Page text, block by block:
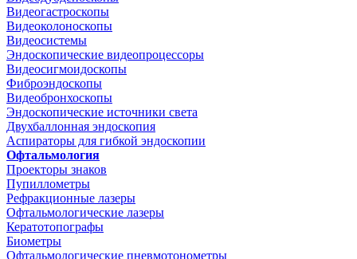
Видеогастроскопы
Видеоколоноскопы
Видеосистемы
Эндоскопические видеопроцессоры
Видеосигмоидоскопы
Фиброэндоскопы
Видеобронхоскопы
Эндоскопические источники света
Двухбаллонная эндоскопия
Аспираторы для гибкой эндоскопии
Офтальмология
Проекторы знаков
Пупиллометры
Рефракционные лазеры
Офтальмологические лазеры
Кератотопографы
Биометры
Офтальмологические пневмотонометры